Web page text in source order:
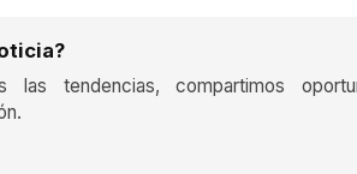
las tendencias, compartimos